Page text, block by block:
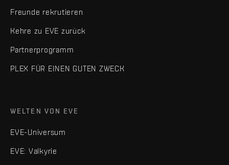
Freunde rekrutieren
Kehre zu EVE zurück
Partnerprogramm
PLEX FÜR EINEN GUTEN ZWECK
WELTEN VON EVE
EVE-Universum
EVE: Valkyrie